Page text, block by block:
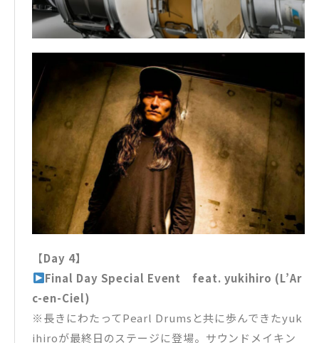
【Day 4】
Final Day Special Event feat. yukihiro (L’Ar
c-en-Ciel)
※長きにわたってPearl Drumsと共に歩んできたyuk
ihiroが最終日のステージに登場。サウンドメイキン